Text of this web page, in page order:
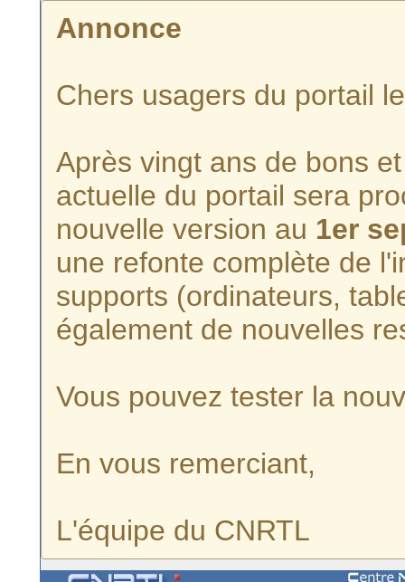
Annonce
Chers usagers du portail
Après vingt ans de bons
actuelle du portail sera
nouvelle version au 1er
une refonte complète de
supports (ordinateurs,
également de nouvelles
Vous pouvez tester la
En vous remerciant,
L'équipe du CNRTL